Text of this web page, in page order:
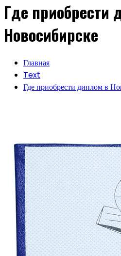
Где приобрести
Новосибирске
Главная
Text
Где приобрести диплом в